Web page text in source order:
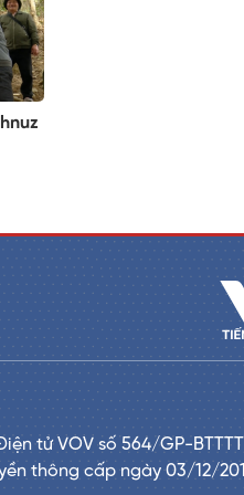
tử VOV số 564/GP-
thông cấp ngày 03/12/